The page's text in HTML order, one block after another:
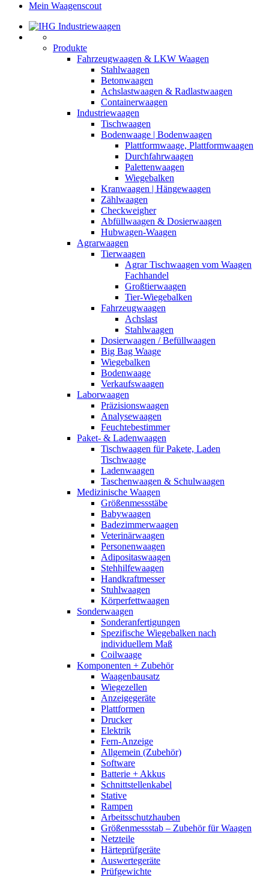
Mein Waagenscout
Produkte
Fahrzeugwaagen & LKW Waagen
Stahlwaagen
Betonwaagen
Achslastwaagen & Radlastwaagen
Containerwaagen
Industriewaagen
Tischwaagen
Bodenwaage | Bodenwaagen
Plattformwaage, Plattformwaagen
Durchfahrwaagen
Palettenwaagen
Wiegebalken
Kranwaagen | Hängewaagen
Zählwaagen
Checkweigher
Abfüllwaagen & Dosierwaagen
Hubwagen-Waagen
Agrarwaagen
Tierwaagen
Agrar Tischwaagen vom Waagen
Fachhandel
Großtierwaagen
Tier-Wiegebalken
Fahrzeugwaagen
Achslast
Stahlwaagen
Dosierwaagen / Befüllwaagen
Big Bag Waage
Wiegebalken
Bodenwaage
Verkaufswaagen
Laborwaagen
Präzisionswaagen
Analysewaagen
Feuchtebestimmer
Paket- & Ladenwaagen
Tischwaagen für Pakete, Laden
Tischwaage
Ladenwaagen
Taschenwaagen & Schulwaagen
Medizinische Waagen
Größenmessstäbe
Babywaagen
Badezimmerwaagen
Veterinärwaagen
Personenwaagen
Adipositaswaagen
Stehhilfewaagen
Handkraftmesser
Stuhlwaagen
Körperfettwaagen
Sonderwaagen
Sonderanfertigungen
Spezifische Wiegebalken nach
individuellem Maß
Coilwaage
Komponenten + Zubehör
Waagenbausatz
Wiegezellen
Anzeigegeräte
Plattformen
Drucker
Elektrik
Fern-Anzeige
Allgemein (Zubehör)
Software
Batterie + Akkus
Schnittstellenkabel
Stative
Rampen
Arbeitsschutzhauben
Größenmessstab – Zubehör für Waagen
Netzteile
Härteprüfgeräte
Auswertegeräte
Prüfgewichte